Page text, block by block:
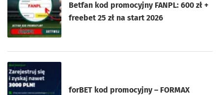
Betfan kod promocyjny FANPL: 600 zł +
freebet 25 zł na start 2026
forBET kod promocyjny – FORMAX